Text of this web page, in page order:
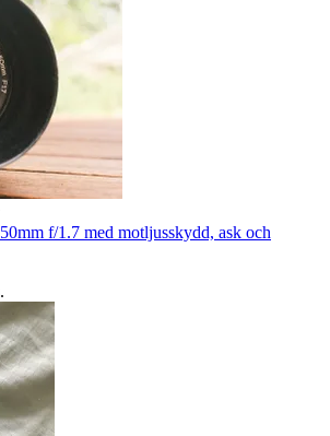
f/1.7 med motljusskydd, ask och
.